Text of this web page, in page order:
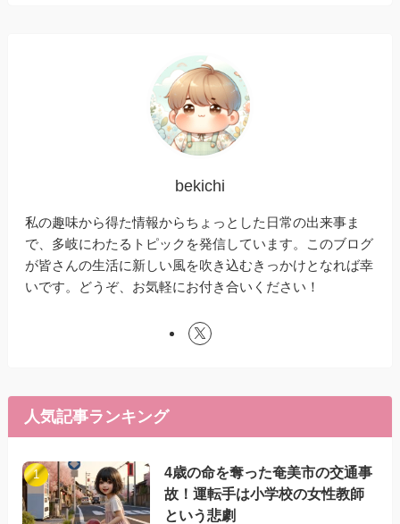
bekichi
私の趣味から得た情報からちょっとした日常の出来事ま
で、多岐にわたるトピックを発信しています。このブログ
が皆さんの生活に新しい風を吹き込むきっかけとなれば幸
いです。どうぞ、お気軽にお付き合いください！
人気記事ランキング
4歳の命を奪った奄美市の交通事
故！運転手は小学校の女性教師
という悲劇